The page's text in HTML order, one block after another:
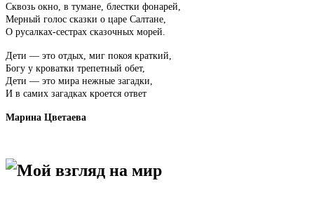
Сквозь окно, в тумане, блестки фонарей,
Мерный голос сказки о царе Салтане,
О русалках-сестрах сказочных морей.
Дети — это отдых, миг покоя краткий,
Богу у кроватки трепетный обет,
Дети — это мира нежные загадки,
И в самих загадках кроется ответ
Марина Цветаева
Мой взгляд на мир